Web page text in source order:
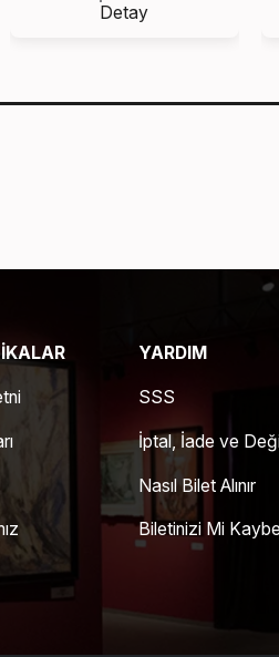
Detay
YARDIM
SSS
İptal, İade ve
Nasıl Bilet Alınır
Biletinizi Mi